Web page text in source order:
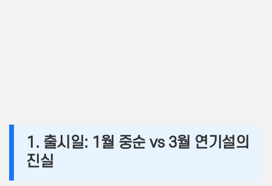
1. 출시일: 1월 중순 vs 3월 연기설의
진실